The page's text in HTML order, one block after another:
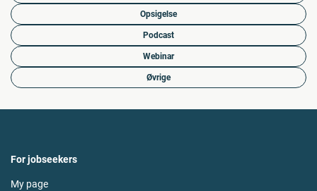
Opsigelse
Podcast
Webinar
Øvrige
For jobseekers
My page